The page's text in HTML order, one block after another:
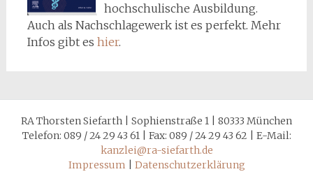
hochschulische Ausbildung.
Auch als Nachschlagewerk ist es perfekt. Mehr
Infos gibt es hier.
RA Thorsten Siefarth | Sophienstraße 1 | 80333 München
Telefon: 089 / 24 29 43 61 | Fax: 089 / 24 29 43 62 | E-Mail:
kanzlei@ra-siefarth.de
Impressum
Datenschutzerklärung